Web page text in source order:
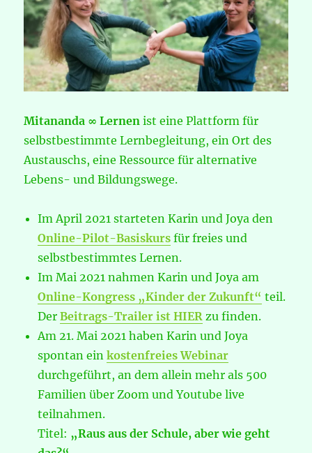
Mitananda ∞ Lernen ist eine Plattform für
selbstbestimmte Lernbegleitung, ein Ort des
Austauschs, eine Ressource für alternative
Lebens- und Bildungswege.
Im April 2021 starteten Karin und Joya den
Online-Pilot-Basiskurs für freies und
selbstbestimmtes Lernen.
Im Mai 2021 nahmen Karin und Joya am
Online-Kongress „Kinder der Zukunft“ teil.
DerBeitrags-Trailer ist HIER zu finden.
Am 21. Mai 2021 haben Karin und Joya
spontan einkostenfreies Webinar
durchgeführt, an dem allein mehr als 500
Familien über Zoom und Youtube live
teilnahmen.
Titel: „Raus aus der Schule, aber wie geht